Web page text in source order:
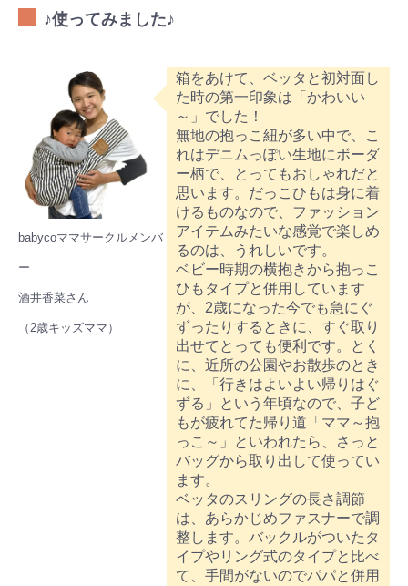
♪使ってみました♪
babycoママサークルメンバ
ー
酒井香菜さん
（2歳キッズママ）
箱をあけて、ベッタと初対面し
た時の第一印象は「かわいい
～」でした！
無地の抱っこ紐が多い中で、こ
れはデニムっぽい生地にボーダ
ー柄で、とってもおしゃれだと
思います。だっこひもは身に着
けるものなので、ファッション
アイテムみたいな感覚で楽しめ
るのは、うれしいです。
ベビー時期の横抱きから抱っこ
ひもタイプと併用しています
が、2歳になった今でも急にぐ
ずったりするときに、すぐ取り
出せてとっても便利です。とく
に、近所の公園やお散歩のとき
に、「行きはよいよい帰りはぐ
ずる」という年頃なので、子ど
もが疲れてた帰り道「ママ～抱
っこ～」といわれたら、さっと
バッグから取り出して使ってい
ます。
ベッタのスリングの長さ調節
は、あらかじめファスナーで調
整します。バックルがついたタ
イプやリング式のタイプと比べ
て、手間がないのでパパと併用